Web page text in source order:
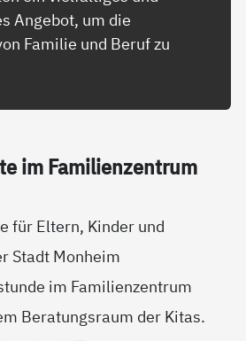
Angebot, um die
Familie und Beruf zu
im Fa­mi­li­en­zen­trum
für Eltern, Kinder und
Stadt Monheim
im Familienzentrum
Beratungsraum der Kitas.